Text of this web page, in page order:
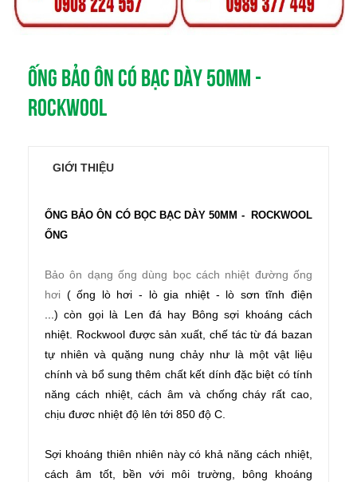
ỐNG BẢO ÔN CÓ BẠC DÀY 50MM -
ROCKWOOL
GIỚI THIỆU
ỐNG BẢO ÔN CÓ BỌC BẠC DÀY 50MM - ROCKWOOL
ỐNG
Bảo ôn dạng ống dùng bọc cách nhiệt đường ống
hơi ( ống lò hơi - lò gia nhiệt - lò sơn tĩnh điện
...) còn gọi là Len đá hay Bông sợi khoáng cách
nhiệt. Rockwool được sản xuất, chế tác từ đá bazan
tự nhiên và quặng nung chảy như là một vật liệu
chính và bổ sung thêm chất kết dính đặc biệt có tính
năng cách nhiệt, cách âm và chống cháy rất cao,
chịu đươc nhiệt độ lên tới 850 độ C.
Sợi khoáng thiên nhiên này có khả năng cách nhiệt,
cách âm tốt, bền với môi trường, bông khoáng